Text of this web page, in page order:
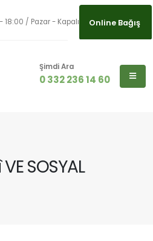
/ Pazar - Kapalı Online Bağış
Şimdi Ara
0 332 236 14 60
SOSYAL